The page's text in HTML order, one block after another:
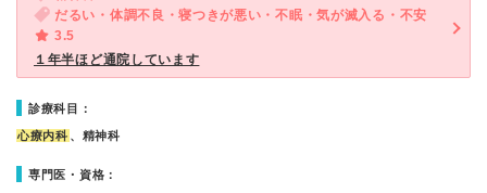
だるい・体調不良・寝つきが悪い・不眠・気が滅入る・不安
3.5
１年半ほど通院しています
診療科目：
心療内科 、精神科
専門医・資格：